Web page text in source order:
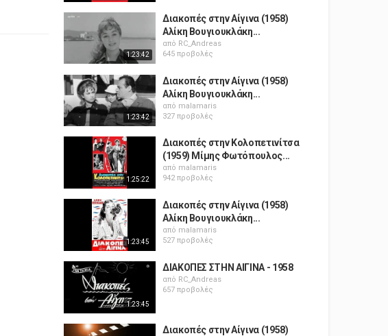
1:23:42
Διακοπές στην Αίγινα (1958)
Αλίκη Βουγιουκλάκη...
από RC_Andreas
645 προβολές
1:23:42
Διακοπές στην Αίγινα (1958)
Αλίκη Βουγιουκλάκη...
από malamaris
327 προβολές
1:25:22
Διακοπές στην Κολοπετινίτσα
(1959) Μίμης Φωτόπουλος...
από malamaris
942 προβολές
1:23:45
Διακοπές στην Αίγινα (1958)
Αλίκη Βουγιουκλάκη...
από malamaris
527 προβολές
1:23:45
ΔΙΑΚΟΠΕΣ ΣΤΗΝ ΑΙΓΙΝΑ - 1958
από RC_Andreas
657 προβολές
Διακοπές στην Αίγινα (1958)